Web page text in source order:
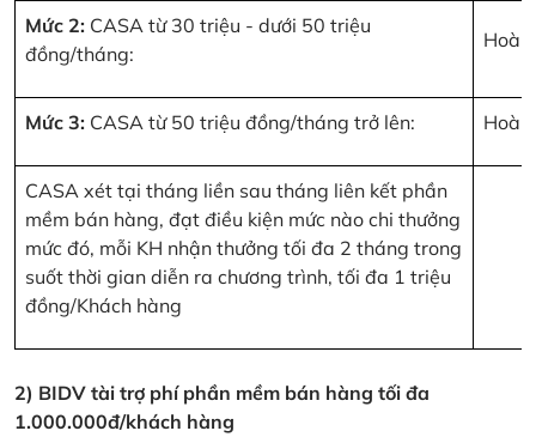
Mức 2: CASA từ 30 triệu - dưới 50 triệu
đồng/tháng:
Mức 3: CASA từ 50 triệu đồng/tháng trở lên:
CASA xét tại tháng liền sau tháng liên kết phần
mềm bán hàng, đạt điều kiện mức nào chi thưởng
mức đó, mỗi KH nhận thưởng tối đa 2 tháng trong
suốt thời gian diễn ra chương trình, tối đa 1 triệu
đồng/Khách hàng
2) BIDV tài trợ phí phần mềm bán hàng tối đa
1.000.000đ/khách hàng